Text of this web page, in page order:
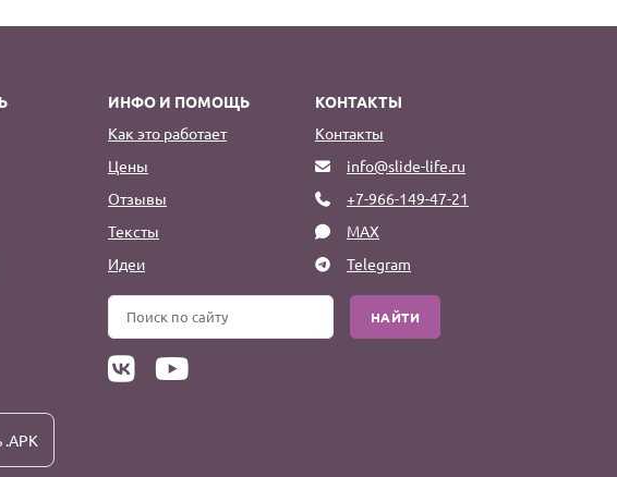
ИНФО И ПОМОЩЬ
Как это работает
Цены
Отзывы
Тексты
Идеи
КОНТАКТЫ
Контакты
info@slide-life.ru
+7-966-149-47-21
MAX
Telegram
НАЙТИ
.APK